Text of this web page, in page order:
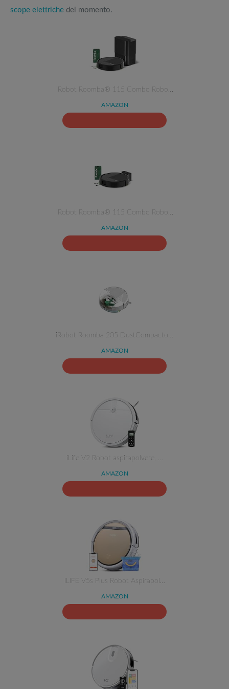
scope elettriche del momento.
iRobot Roomba® 115 Combo Robo…
AMAZON
iRobot Roomba® 115 Combo Robo…
AMAZON
iRobot Roomba 205 DustCompacto…
AMAZON
iLife V2 Robot aspirapolvere, …
AMAZON
ILIFE V5s Plus Robot Aspirapol…
AMAZON